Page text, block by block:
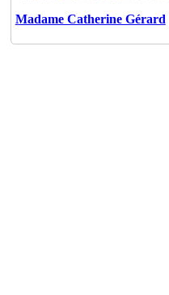
Madame Catherine Gérard